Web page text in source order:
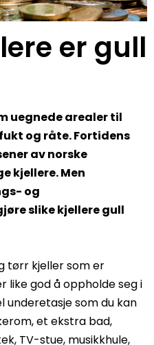
er gull
uegnede arealer til
og råte. Fortidens
av norske
kjellere. Men
og
slike kjellere gull
tørr kjeller som er
like god å oppholde seg i
underetasje som du kan
et ekstra bad,
TV-stue, musikkhule,